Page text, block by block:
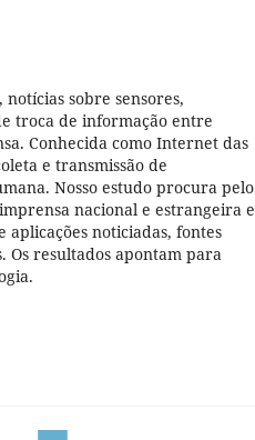
notícias sobre sensores,
troca de informação entre
Conhecida como Internet das
e transmissão de
Nosso estudo procura pelo
nacional e estrangeira e
aplicações noticiadas, fontes
Os resultados apontam para